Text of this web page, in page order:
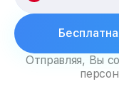
Отправляя, Вы